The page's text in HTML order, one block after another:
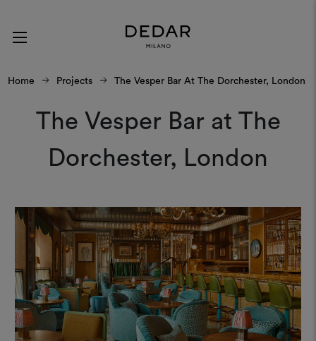
Home Projects The Vesper Bar At The Dorchester, London
The Vesper Bar at The
Dorchester, London